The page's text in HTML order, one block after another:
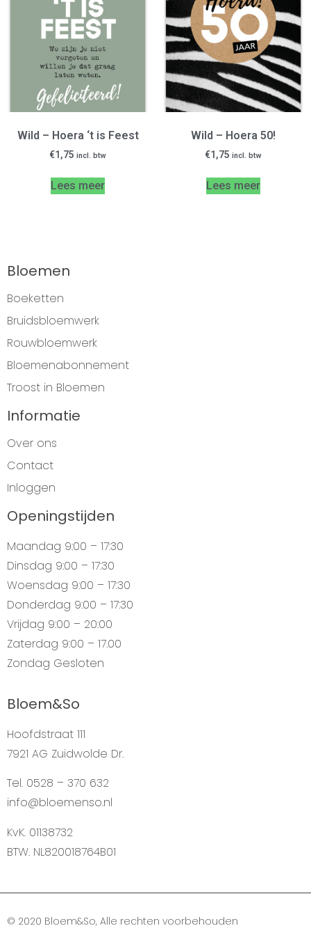
Wild – Hoera ‘t is Feest
€1,75 incl. btw
Lees meer
Wild – Hoera 50!
€1,75 incl. btw
Lees meer
Bloemen
Boeketten
Bruidsbloemwerk
Rouwbloemwerk
Bloemenabonnement
Troost in Bloemen
Informatie
Over ons
Contact
Inloggen
Openingstijden
Maandag 9:00 – 17:30
Dinsdag 9:00 – 17:30
Woensdag 9:00 – 17:30
Donderdag 9:00 – 17:30
Vrijdag 9:00 – 20:00
Zaterdag 9:00 – 17.00
Zondag Gesloten
Bloem&So
Hoofdstraat 111
7921 AG Zuidwolde Dr.
Tel. 0528 – 370 632
info@bloemenso.nl
KvK. 01138732
BTW. NL820018764B01
© 2020 Bloem&So, Alle rechten voorbehouden